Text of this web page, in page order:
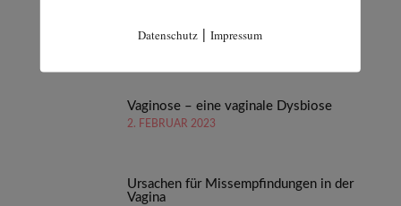
wissen solltest
9. FEBRUAR 2023
Vaginose – eine vaginale Dysbiose
2. FEBRUAR 2023
Ursachen für Missempfindungen in der
Vagina
Datenschutz |Impressum